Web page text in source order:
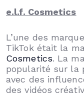
e.l.f. Cosmetics
L’une des
TikTok était la
Cosmetics. La
popularité sur la
avec des
des vidéos